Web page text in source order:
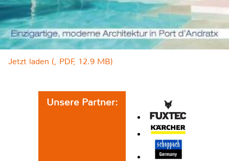
Jetzt laden (, PDF, 12.9 MB)
Unsere Partner: